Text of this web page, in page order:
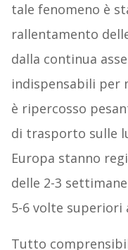
tale fenomeno è
rallentamento
dalla continua
indispensabili per
è ripercosso
di trasporto sulle
Europa stanno
delle 2-3
5-6 volte superiori
Tutto